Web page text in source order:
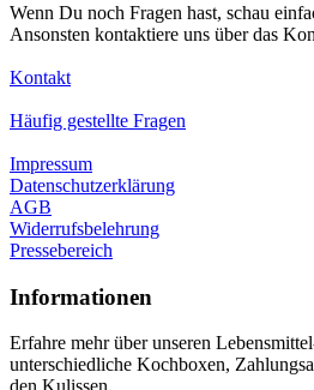
Wenn Du noch Fragen hast, schau
Ansonsten kontaktiere uns über das
Kontakt
Häufig gestellte Fragen
Impressum
Datenschutzerklärung
AGB
Widerrufsbelehrung
Pressebereich
Informationen
Erfahre mehr über unseren
unterschiedliche Kochboxen,